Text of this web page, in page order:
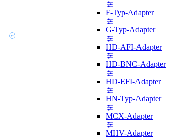
F-Typ-Adapter
G-Typ-Adapter
HD-AFI-Adapter
HD-BNC-Adapter
HD-EFI-Adapter
HN-Typ-Adapter
MCX-Adapter
MHV-Adapter